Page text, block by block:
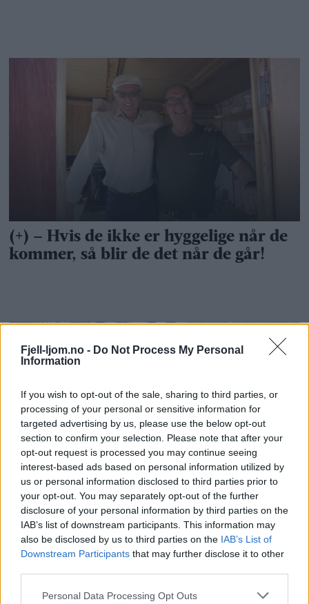
Fjell-ljom.no - Do Not Process My Personal
Information
If you wish to opt-out of the sale, sharing to third parties, or
processing of your personal or sensitive information for
targeted advertising by us, please use the below opt-out
section to confirm your selection. Please note that after your
opt-out request is processed you may continue seeing
interest-based ads based on personal information utilized by
us or personal information disclosed to third parties prior to
your opt-out. You may separately opt-out of the further
disclosure of your personal information by third parties on the
IAB’s list of downstream participants. This information may
also be disclosed by us to third parties on the IAB’s List of
Downstream Participants that may further disclose it to other
Personal Data Processing Opt Outs